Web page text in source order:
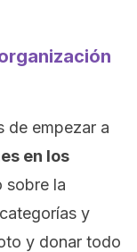
de empezar a
en los
sobre la
y
y donar todo